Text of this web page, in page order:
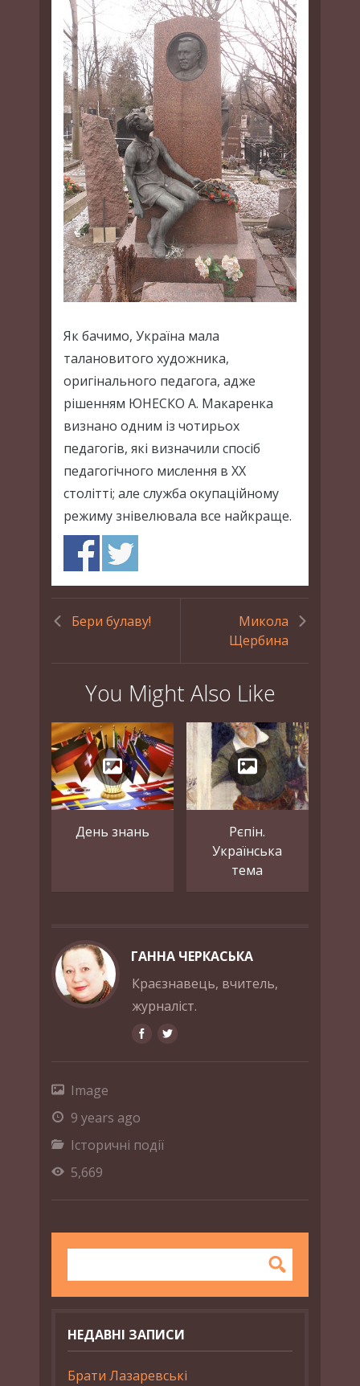
Як бачимо, Україна мала
талановитого художника,
оригінального педагога, адже
рішенням ЮНЕСКО А. Макаренка
визнано одним із чотирьох
педагогів, які визначили спосіб
педагогічного мислення в ХХ
столітті; але служба окупаційному
режиму знівелювала все найкраще.
Бери булаву!
Микола
Щербина
You Might Also Like
День знань
Рєпін.
Українська
тема
ГАННА ЧЕРКАСЬКА
Краєзнавець, вчитель,
журналіст.
Image
9 years ago
Історичні події
5,669
НЕДАВНІ ЗАПИСИ
Брати Лазаревські